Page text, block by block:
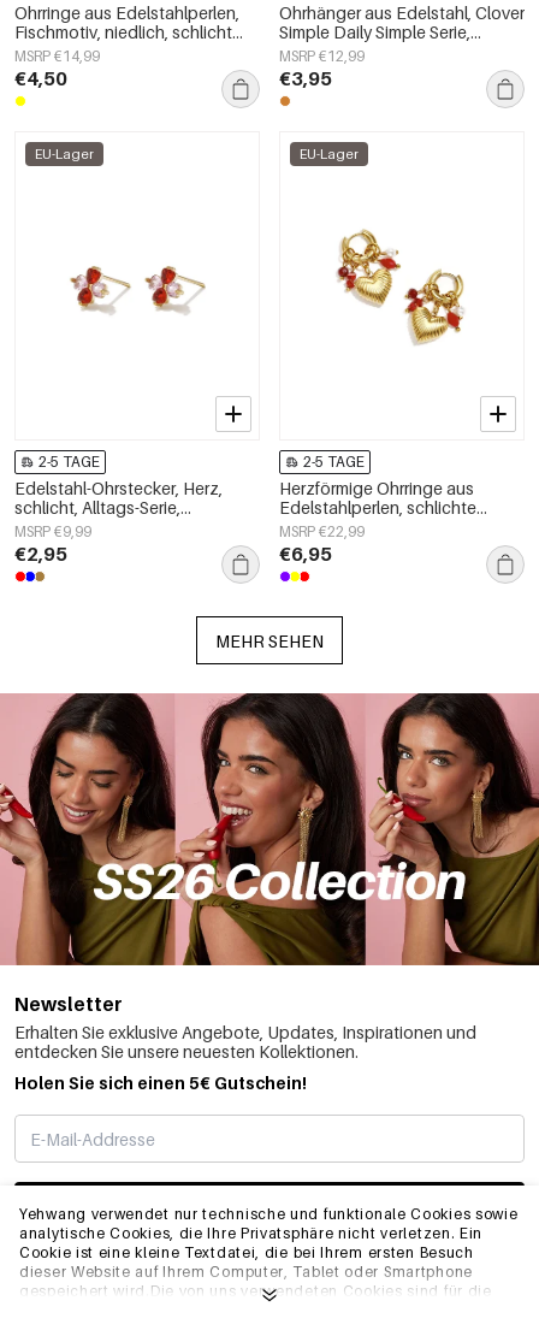
Yehwang verwendet nur technische und funktionale Cookies sowie
analytische Cookies, die Ihre Privatsphäre nicht verletzen. Ein
Cookie ist eine kleine Textdatei, die bei Ihrem ersten Besuch
dieser Website auf Ihrem Computer, Tablet oder Smartphone
gespeichert wird.Die von uns verwendeten Cookies sind für die
Ohrringe aus Edelstahlperlen,
Fischmotiv, niedlich, schlicht
und elegant, Damenschmuck
MSRP €14,99
€4,50
Ohrhänger aus Edelstahl, Clover
Simple Daily Simple Serie,
Damenschmuck
MSRP €12,99
€3,95
EU-Lager
2-5 TAGE
Edelstahl-Ohrstecker, Herz,
schlicht, Alltags-Serie,
Damenschmuck
MSRP €9,99
€2,95
EU-Lager
2-5 TAGE
Herzförmige Ohrringe aus
Edelstahlperlen, schlichte
Alltags-Serie, Damenschmuck
MSRP €22,99
€6,95
MEHR SEHEN
Newsletter
Erhalten Sie exklusive Angebote, Updates, Inspirationen und
entdecken Sie unsere neuesten Kollektionen.
Holen Sie sich einen 5€ Gutschein!
ABONNIEREN
INFO